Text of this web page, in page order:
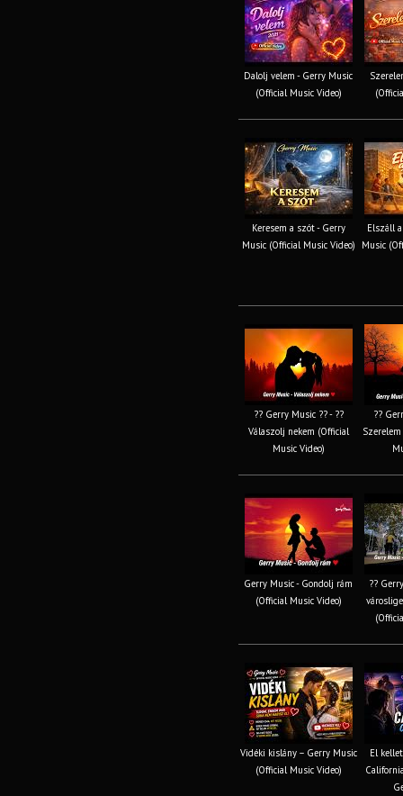
Dalolj velem - Gerry Music
(Official Music Video)
Keresem a szót - Gerry
Music (Official Music Video)
Elszáll
Music
?? Gerry Music ?? - ??
Válaszolj nekem (Official
Music Video)
??
Gerry Music - Gondolj rám
(Official Music Video)
??
Vidéki kislány – Gerry Music
(Official Music Video)
El